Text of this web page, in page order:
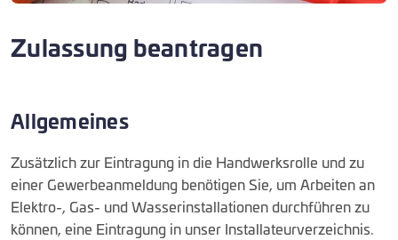
Zulassung beantragen
Allgemeines
Zusätzlich zur Eintragung in die Handwerksrolle und zu
einer Gewerbeanmeldung benötigen Sie, um Arbeiten an
Elektro-, Gas- und Wasserinstallationen durchführen zu
können, eine Eintragung in unser Installateurverzeichnis.